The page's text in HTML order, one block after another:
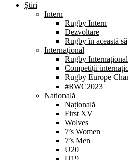
Știri
Intern
Rugby Intern
Dezvoltare
Rugby în această
Internațional
Rugby Internațional
Competiții
Rugby Europe
#RWC2023
Națională
Națională
First XV
Wolves
7’s Women
7’s Men
U20